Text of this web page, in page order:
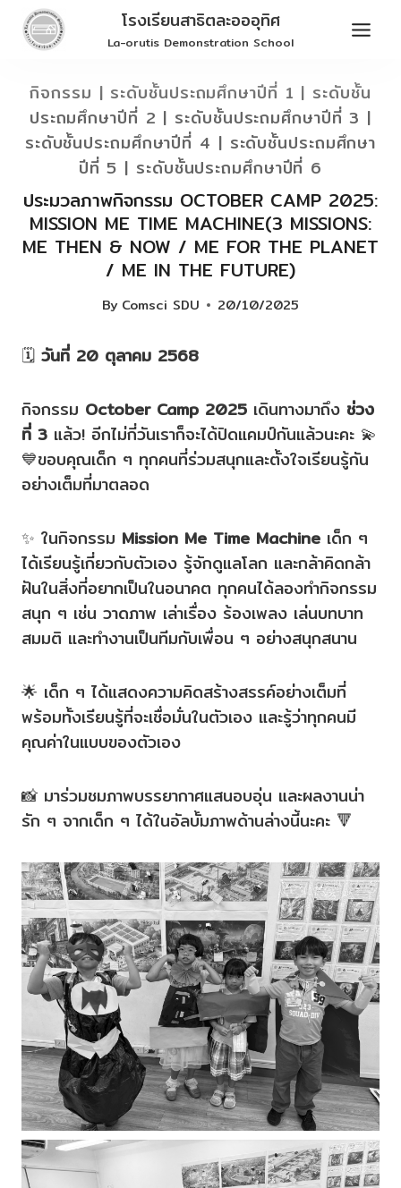
Skip
โรงเรียนสาธิตละอออุทิศ
La-orutis Demonstration School
กิจกรรม | ระดับชั้นประถมศึกษาปีที่ 1 | ระดับชั้น
ประถมศึกษาปีที่ 2 | ระดับชั้นประถมศึกษาปีที่ 3 |
ระดับชั้นประถมศึกษาปีที่ 4 | ระดับชั้นประถมศึกษา
ปีที่ 5 | ระดับชั้นประถมศึกษาปีที่ 6
ประมวลภาพกิจกรรม OCTOBER CAMP 2025:
MISSION ME TIME MACHINE(3 MISSIONS:
ME THEN & NOW / ME FOR THE PLANET
/ ME IN THE FUTURE)
By Comsci SDU 20/10/2025
🗓 วันที่ 20 ตุลาคม 2568
กิจกรรม October Camp 2025 เดินทางมาถึง ช่วง
ที่ 3 แล้ว! อีกไม่กี่วันเราก็จะได้ปิดแคมป์กันแล้วนะคะ 💫
💙ขอบคุณเด็ก ๆ ทุกคนที่ร่วมสนุกและตั้งใจเรียนรู้กัน
อย่างเต็มที่มาตลอด
✨ ในกิจกรรม Mission Me Time Machine เด็ก ๆ
ได้เรียนรู้เกี่ยวกับตัวเอง รู้จักดูแลโลก และกล้าคิดกล้า
ฝันในสิ่งที่อยากเป็นในอนาคต ทุกคนได้ลองทำกิจกรรม
สนุก ๆ เช่น วาดภาพ เล่าเรื่อง ร้องเพลง เล่นบทบาท
สมมติ และทำงานเป็นทีมกับเพื่อน ๆ อย่างสนุกสนาน
🌟 เด็ก ๆ ได้แสดงความคิดสร้างสรรค์อย่างเต็มที่
พร้อมทั้งเรียนรู้ที่จะเชื่อมั่นในตัวเอง และรู้ว่าทุกคนมี
คุณค่าในแบบของตัวเอง
📸 มาร่วมชมภาพบรรยากาศแสนอบอุ่น และผลงานน่า
รัก ๆ จากเด็ก ๆ ได้ในอัลบั้มภาพด้านล่างนี้นะคะ 🔻